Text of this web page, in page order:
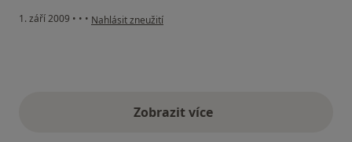
1. září 2009 • • • podle názoru uživatele Hubáčková Yveta
Nahlásit zneužití
Zobrazit vícevýše uvedené názory